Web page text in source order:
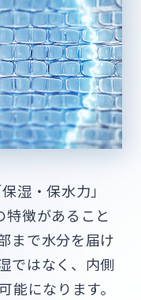
湿・保水力」
特徴があること
まで水分を届け
ではなく、内側
能になります。